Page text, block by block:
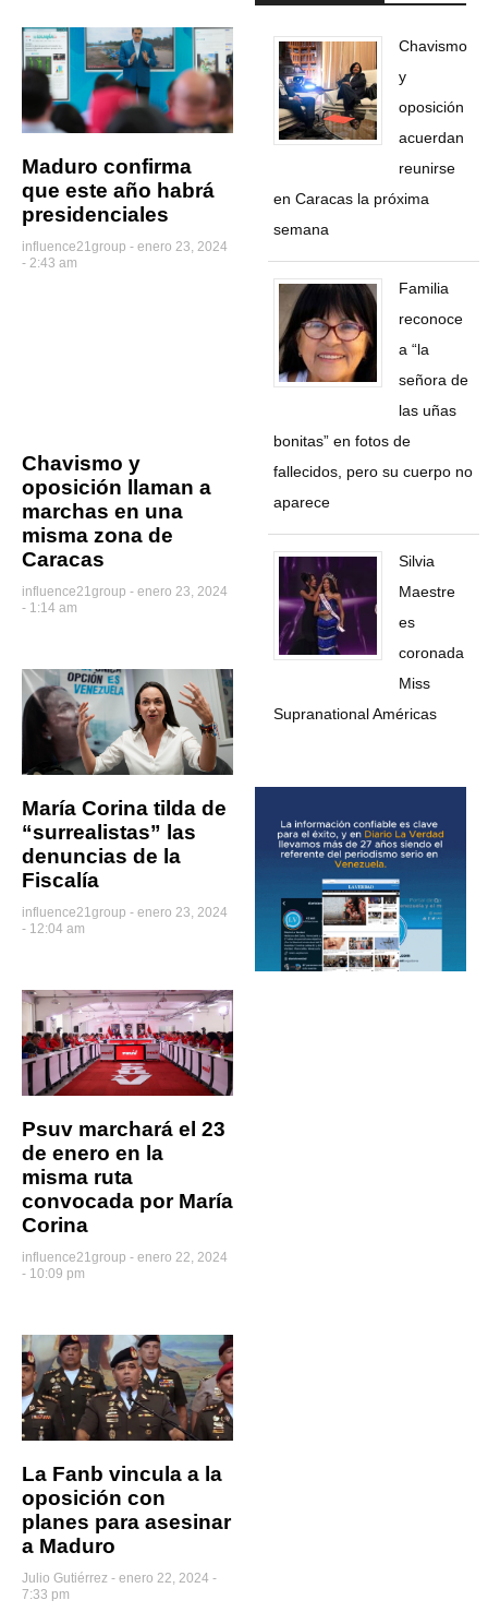
Maduro confirma
que este año habrá
presidenciales
influence21group
enero 23, 2024
- 2:43 am
Chavismo y
oposición llaman a
marchas en una
misma zona de
Caracas
influence21group
enero 23, 2024
- 1:14 am
María Corina tilda de
“surrealistas” las
denuncias de la
Fiscalía
influence21group
enero 23, 2024
- 12:04 am
Psuv marchará el 23
de enero en la
misma ruta
convocada por María
Corina
influence21group
enero 22, 2024
- 10:09 pm
La Fanb vincula a la
oposición con
planes para asesinar
a Maduro
Julio Gutiérrez
enero 22, 2024 -
7:33 pm
Chavismo
y
oposición
acuerdan
reunirse
en Caracas la próxima
semana
Familia
reconoce
a “la
señora de
las uñas
bonitas” en fotos de
fallecidos, pero su cuerpo no
aparece
Silvia
Maestre
es
coronada
Miss
Supranational Américas